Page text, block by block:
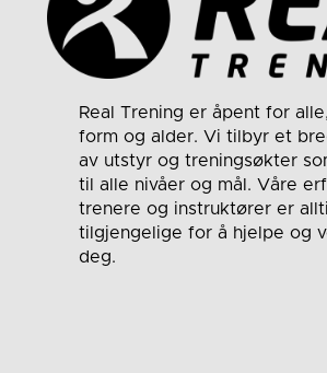
Real Trening er åpent for
form og alder. Vi tilbyr et
av utstyr og treningsøkter
til alle nivåer og mål. Våre
trenere og instruktører er
tilgjengelige for å hjelpe og
deg.